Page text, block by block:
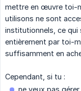
mettre en œuvre toi-
utilisons ne sont
institutionnels, ce qui
entièrement par toi-
suffisamment en
Cependant, si tu :
ne veux pas